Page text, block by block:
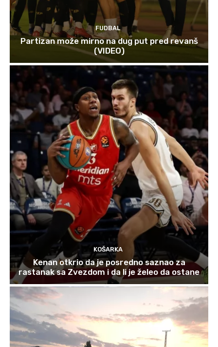
FUDBAL
Partizan može mirno na dug put pred revanš
(VIDEO)
KOŠARKA
Kenan otkrio da je posredno saznao za
rastanak sa Zvezdom i da li je želeo da ostane